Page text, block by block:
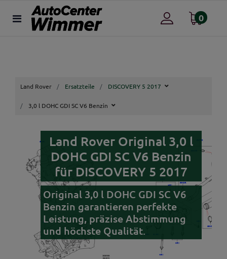
0
Land Rover Ersatzteile DISCOVERY 5 2017
3,0 l DOHC GDI SC V6 Benzin
Land Rover Original 3,0 l
DOHC GDI SC V6 Benzin
für DISCOVERY 5 2017
Original 3,0 l DOHC GDI SC V6
Benzin garantieren perfekte
Leistung, präzise Abstimmung
und höchste Qualität.